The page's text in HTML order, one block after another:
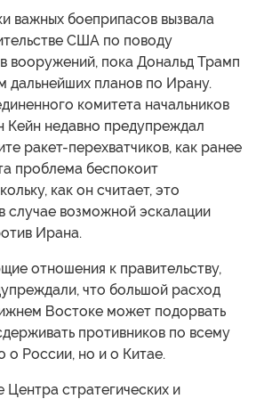
важных боеприпасов вызвала
США по поводу
вооружений, пока Дональд Трамп
дальнейших планов по Ирану.
комитета начальников
Кейн недавно предупреждал
ракет-перехватчиков, как ранее
проблема беспокоит
как он считает, это
случае возможной эскалации
Ирана.
отношения к правительству,
что большой расход
Востоке может подорвать
противников по всему
о России, но и о Китае.
Центра стратегических и